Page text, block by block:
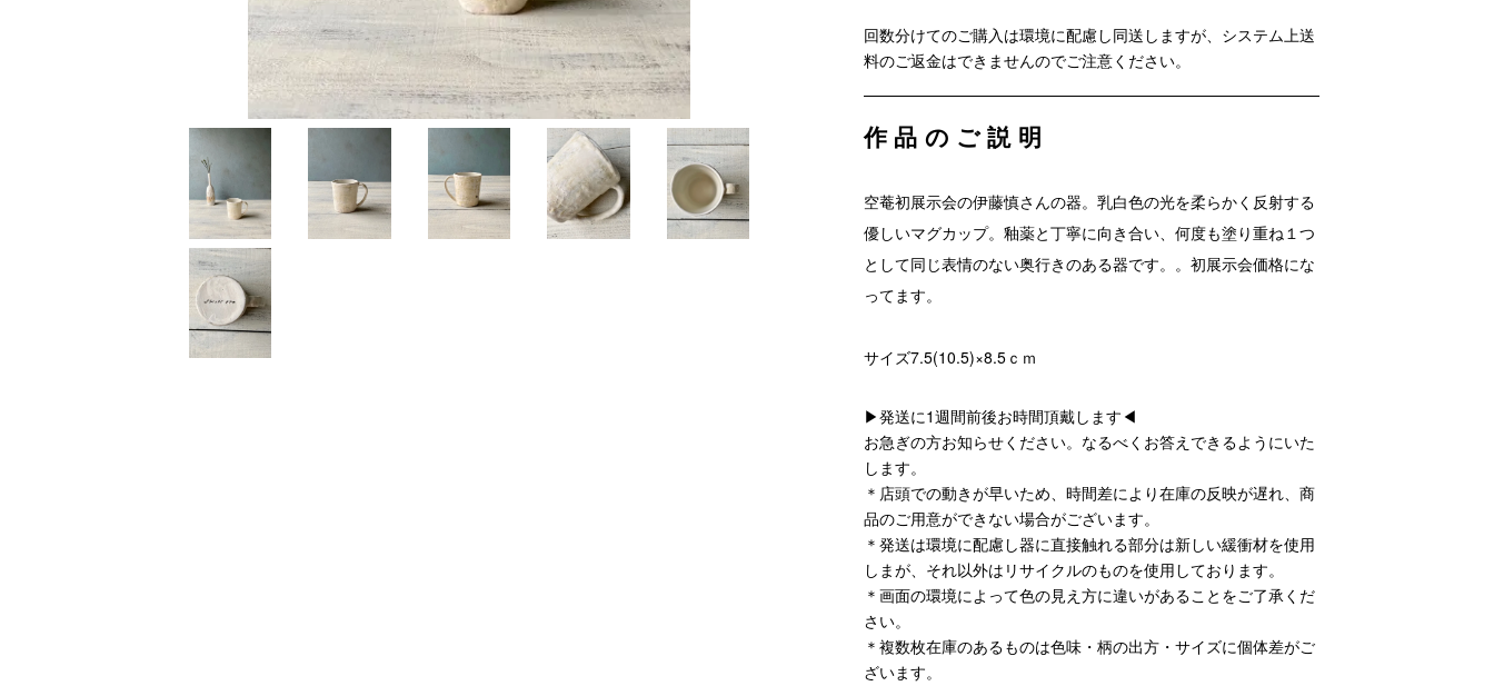
回数分けてのご購入は環境に配慮し同送しますが、システム上送
料のご返金はできませんのでご注意ください。
作品のご説明
空菴初展示会の伊藤慎さんの器。乳白色の光を柔らかく反射する
優しいマグカップ。釉薬と丁寧に向き合い、何度も塗り重ね１つ
として同じ表情のない奥行きのある器です。。初展示会価格にな
ってます。
サイズ7.5(10.5)×8.5ｃｍ
▶発送に1週間前後お時間頂戴します◀
お急ぎの方お知らせください。なるべくお答えできるようにいた
します。
＊店頭での動きが早いため、時間差により在庫の反映が遅れ、商
品のご用意ができない場合がございます。
＊発送は環境に配慮し器に直接触れる部分は新しい緩衝材を使用
しまが、それ以外はリサイクルのものを使用しております。
＊画面の環境によって色の見え方に違いがあることをご了承くだ
さい。
＊複数枚在庫のあるものは色味・柄の出方・サイズに個体差がご
ざいます。